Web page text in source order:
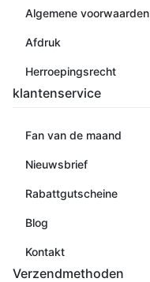
Algemene voorwaarden
Afdruk
Herroepingsrecht
klantenservice
Fan van de maand
Nieuwsbrief
Rabattgutscheine
Blog
Kontakt
Verzendmethoden